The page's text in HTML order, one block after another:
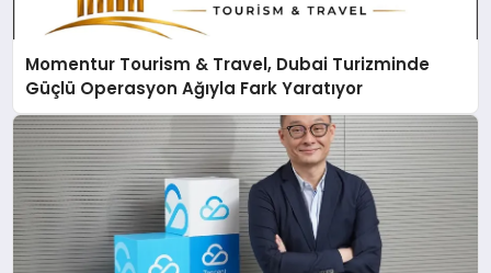
Momentur Tourism & Travel, Dubai Turizminde
Güçlü Operasyon Ağıyla Fark Yaratıyor